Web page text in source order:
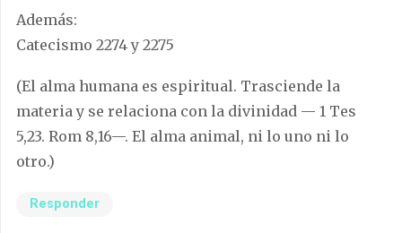
Además:
Catecismo 2274 y 2275
(El alma humana es espiritual. Trasciende la
materia y se relaciona con la divinidad — 1 Tes
5,23. Rom 8,16—. El alma animal, ni lo uno ni lo
otro.)
Responder